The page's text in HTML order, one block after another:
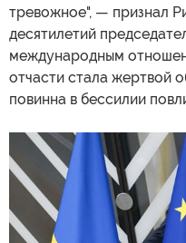
тревожное", — признал
десятилетий
международным
отчасти стала жертвой
повинна в бессилии